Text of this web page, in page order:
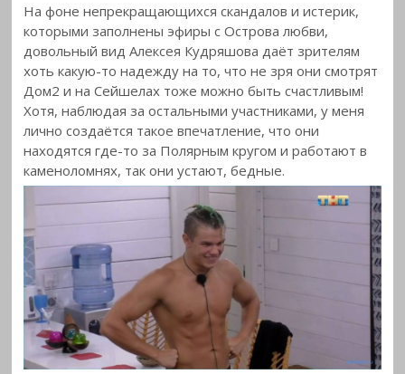
На фоне непрекращающихся скандалов и истерик,
которыми заполнены эфиры с Острова любви,
довольный вид Алексея Кудряшова даёт зрителям
хоть какую-то надежду на то, что не зря они смотрят
Дом2 и на Сейшелах тоже можно быть счастливым!
Хотя, наблюдая за остальными участниками, у меня
лично создаётся такое впечатление, что они
находятся где-то за Полярным кругом и работают в
каменоломнях, так они устают, бедные.